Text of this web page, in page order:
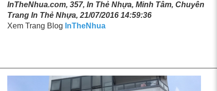
InTheNhua.com, 357, In Thẻ Nhựa, Minh Tâm, Chuyên
Trang In Thẻ Nhựa, 21/07/2016 14:59:36
Xem Trang Blog InTheNhua